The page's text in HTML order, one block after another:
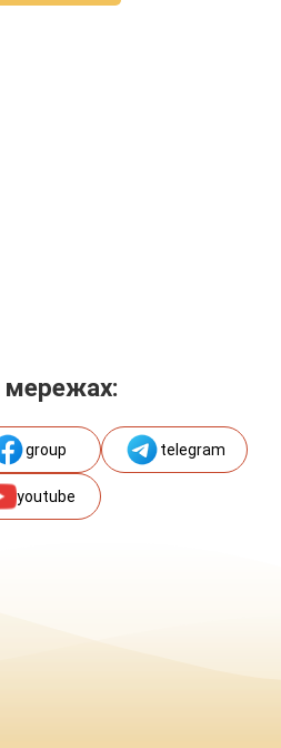
мережах:
group telegram
youtube